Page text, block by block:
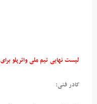
لیست نهایی تیم ملی واترپلو برای
کادر فنی: